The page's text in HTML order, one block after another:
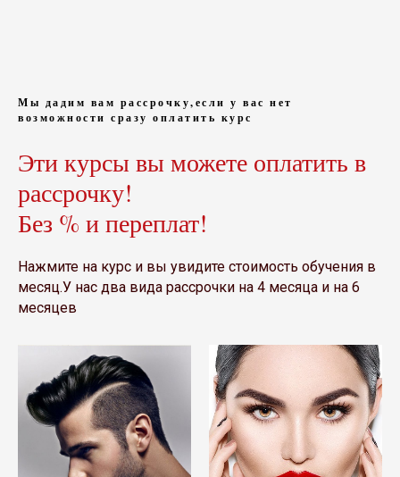
Мы дадим вам рассрочку,если у вас нет
возможности сразу оплатить курс
Эти курсы вы можете оплатить в
рассрочку!
Без % и переплат!
Нажмите на курс и вы увидите стоимость обучения в
месяц.У нас два вида рассрочки на 4 месяца и на 6
месяцев